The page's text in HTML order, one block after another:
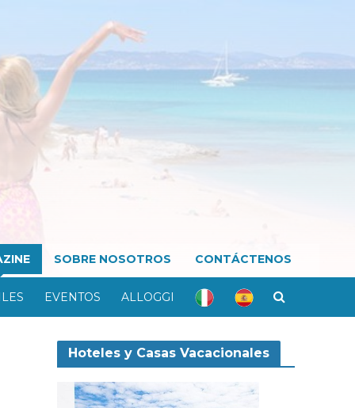
SOBRE NOSOTROS CONTÁCTENOS
EVENTOS ALLOGGI
Hoteles y Casas Vacacionales